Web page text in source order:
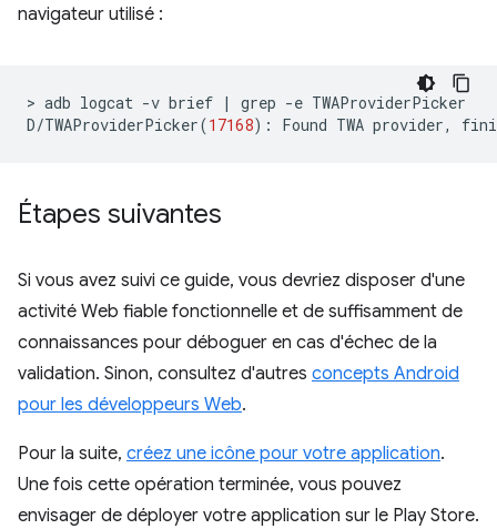
navigateur utilisé :
> adb logcat -v brief | grep -e TWAProviderPicker
D/TWAProviderPicker(17168) : Found TWA provider,
Étapes suivantes
Si vous avez suivi ce guide, vous devriez disposer d'une
activité Web fiable fonctionnelle et de suffisamment de
connaissances pour déboguer en cas d'échec de la
validation. Sinon, consultez d'autres concepts Android
pour les développeurs Web.
Pour la suite, créez une icône pour votre application.
Une fois cette opération terminée, vous pouvez
envisager de déployer votre application sur le Play Store.